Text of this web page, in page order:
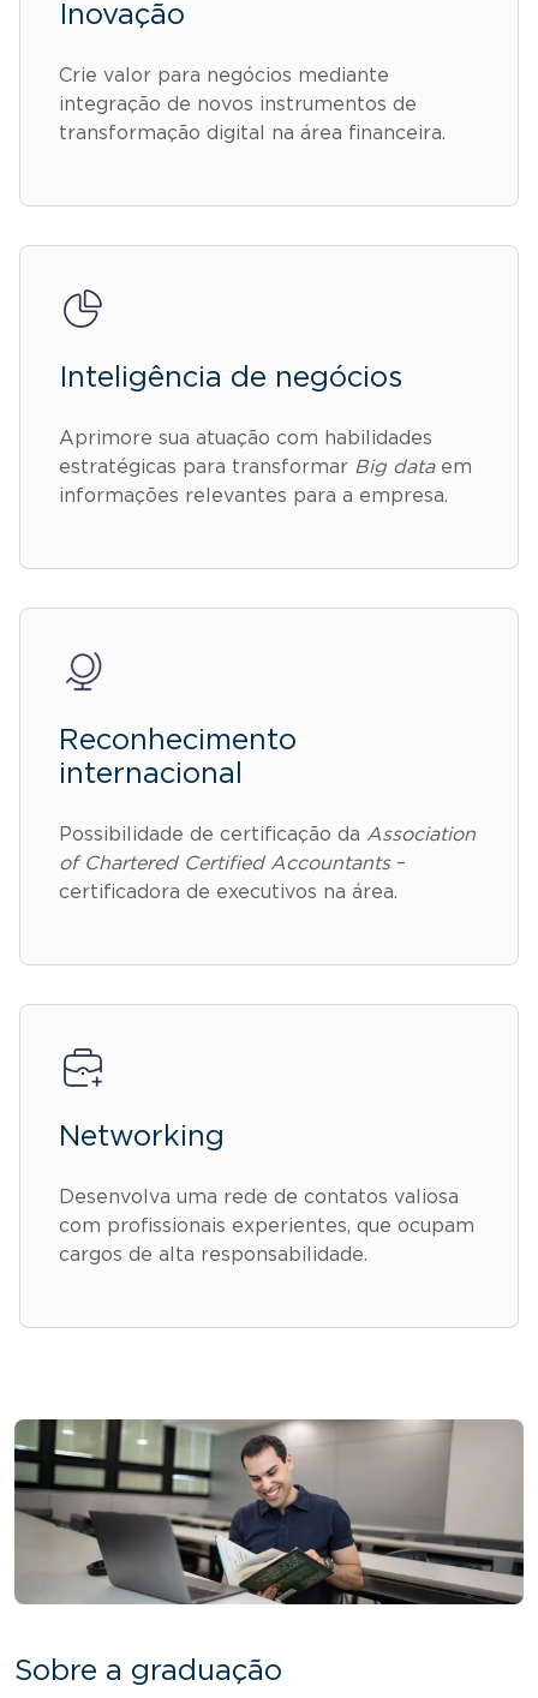
Inovação
Crie valor para negócios mediante
integração de novos instrumentos de
transformação digital na área financeira.
Inteligência de negócios
Aprimore sua atuação com habilidades
estratégicas para transformar Big dataem
informações relevantes para a empresa.
Reconhecimento
internacional
Possibilidade de certificação da Association
of Chartered Certified Accountants–
certificadora de executivos na área.
Networking
Desenvolva uma rede de contatos valiosa
com profissionais experientes, que ocupam
cargos de alta responsabilidade.
Sobre a graduação